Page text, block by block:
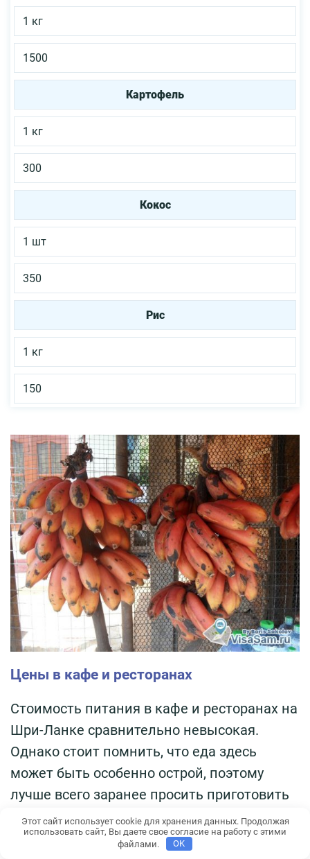
1 кг
1500
Картофель
1 кг
300
Кокос
1 шт
350
Рис
1 кг
150
Цены в кафе и ресторанах
Стоимость питания в кафе и ресторанах на
Шри-Ланке сравнительно невысокая.
Однако стоит помнить, что еда здесь
может быть особенно острой, поэтому
лучше всего заранее просить приготовить
пищу без перца чили и других острых
специй.
Этот сайт использует cookie для хранения данных. Продолжая
использовать сайт, Вы даете свое согласие на работу с этими
файлами.
OK